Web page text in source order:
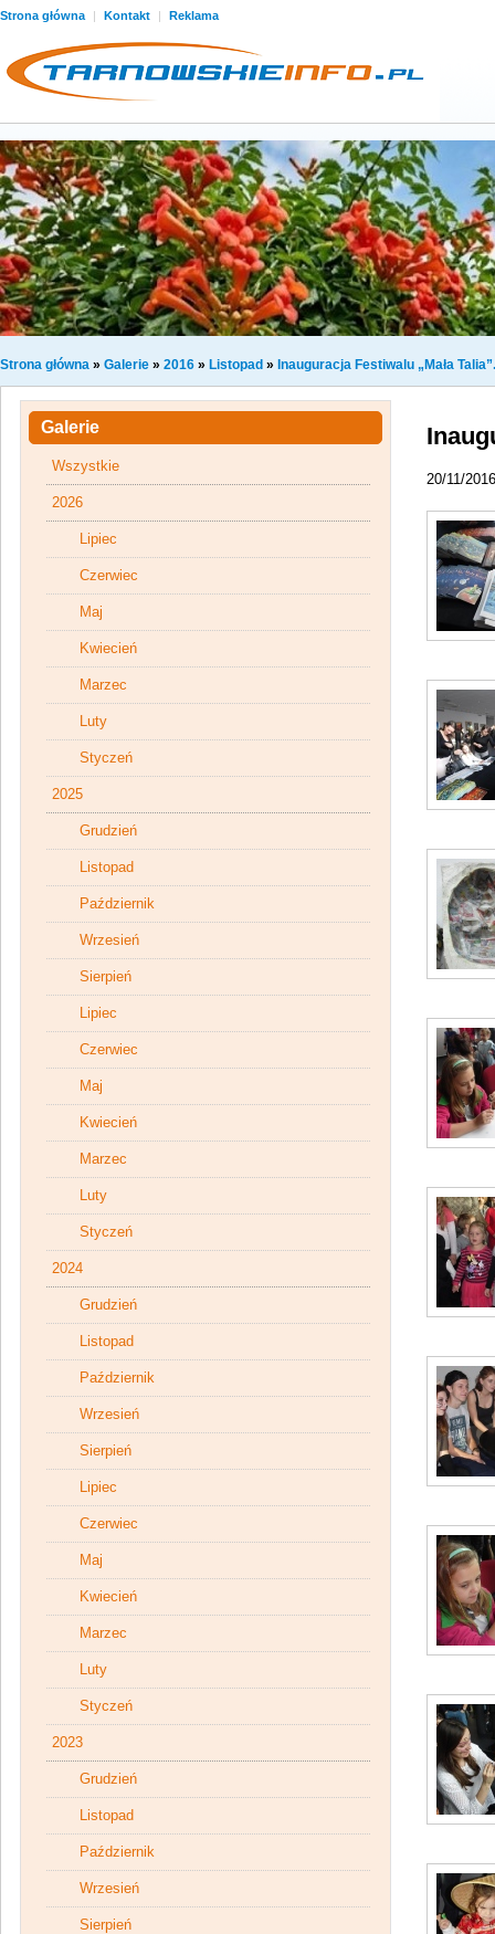
Strona główna | Kontakt | Reklama
Strona główna » Galerie » 2016 » Listopad » Inauguracja Festiwalu „Mała
20/11/2016
Galerie
Wszystkie
2026
Lipiec
Czerwiec
Maj
Kwiecień
Marzec
Luty
Styczeń
2025
Grudzień
Listopad
Październik
Wrzesień
Sierpień
Lipiec
Czerwiec
Maj
Kwiecień
Marzec
Luty
Styczeń
2024
Grudzień
Listopad
Październik
Wrzesień
Sierpień
Lipiec
Czerwiec
Maj
Kwiecień
Marzec
Luty
Styczeń
2023
Grudzień
Listopad
Październik
Wrzesień
Sierpień